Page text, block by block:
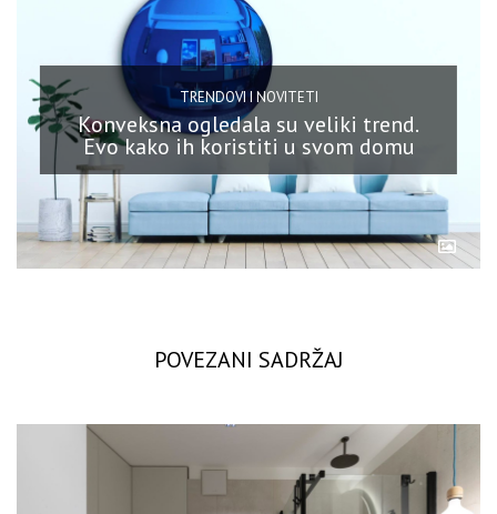
TRENDOVI I NOVITETI
Konveksna ogledala su veliki trend.
Evo kako ih koristiti u svom domu
POVEZANI SADRŽAJ